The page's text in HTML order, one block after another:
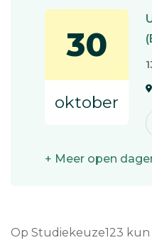
30
oktober
+ Meer open
Op Studiekeuze123